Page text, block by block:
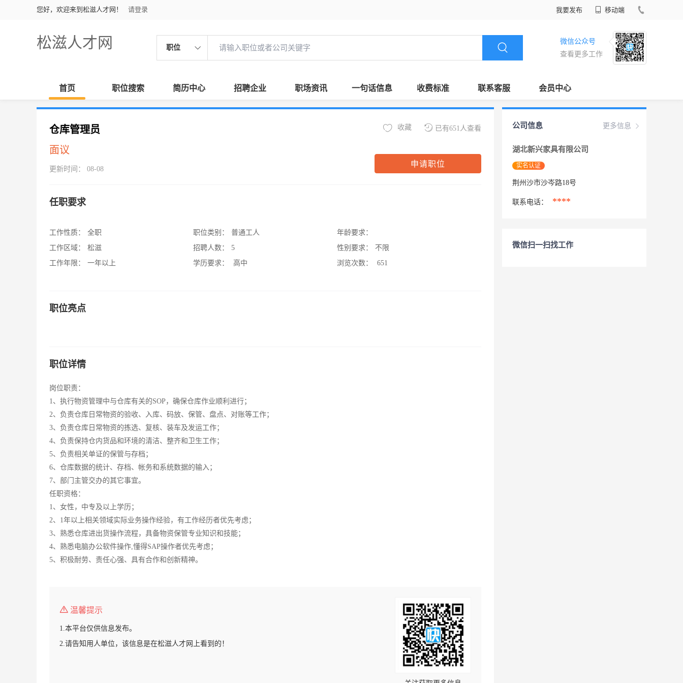
您好，欢迎来到松滋人才网！ 请登录 我要发布 移动端
松滋人才网 职位
微信公众号
查看更多工作
首页 职位搜索 简历中心 招聘企业 职场资讯 一句话信息 收费标准 联系客服 会员中心
仓库管理员
面议
更新时间： 08-08
已有651人查看
收藏
申请职位
任职要求
工作性质：
全职
工作区域：
松滋
工作年限：
一年以上
职位类别：
普通工人
招聘人数：
5
学历要求：
高中
年龄要求：
性别要求：
不限
浏览次数：
651
职位亮点
职位详情
岗位职责：
1、执行物资管理中与仓库有关的SOP，确保仓库作业顺利进行；
2、负责仓库日常物资的验收、入库、码放、保管、盘点、对账等工作；
3、负责仓库日常物资的拣选、复核、装车及发运工作；
4、负责保持仓内货品和环境的清洁、整齐和卫生工作；
5、负责相关单证的保管与存档；
6、仓库数据的统计、存档、帐务和系统数据的输入；
7、部门主管交办的其它事宜。
任职资格：
1、女性，中专及以上学历；
2、1年以上相关领域实际业务操作经验，有工作经历者优先考虑；
3、熟悉仓库进出货操作流程，具备物资保管专业知识和技能；
4、熟悉电脑办公软件操作,懂得SAP操作者优先考虑；
5、积极耐劳、责任心强、具有合作和创新精神。
温馨提示
1.本平台仅供信息发布。
2.请告知用人单位，该信息是在松滋人才网上看到的！
更多信息
公司信息
湖北新兴家具有限公司
实名认证
荆州沙市沙岑路18号
联系电话： ****
微信扫一扫找工作